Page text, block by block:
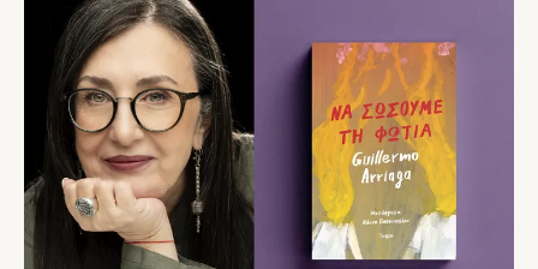
καταφύγιο μιας γυναίκας που παλεύει με τη μοναξιά για να
κρατήσει ζωντανό το «εμείς», μετατρέποντας το πένθος σε μια
σχεδόν ιερή τελετουργία αγάπης.